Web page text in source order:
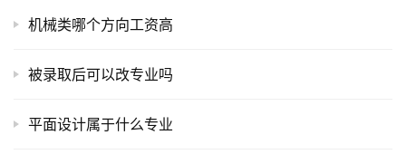
机械类哪个方向工资高
被录取后可以改专业吗
平面设计属于什么专业